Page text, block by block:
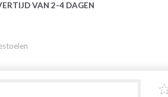
VAN 2-4 DAGEN